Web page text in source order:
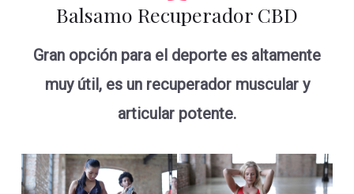
Balsamo Recuperador CBD
Gran opción para el deporte es altamente
muy útil, es un recuperador muscular y
articular potente.